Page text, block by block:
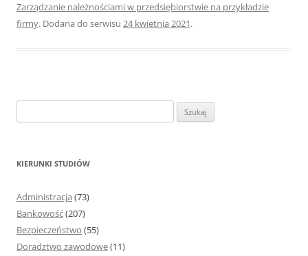
Zarządzanie należnościami w przedsiębiorstwie na przykładzie
firmy. Dodana do serwisu 24 kwietnia 2021.
z
KIERUNKI STUDIÓW
Administracja (73)
Bankowość(207)
Bezpieczeństwo (55)
Doradztwo zawodowe(11)